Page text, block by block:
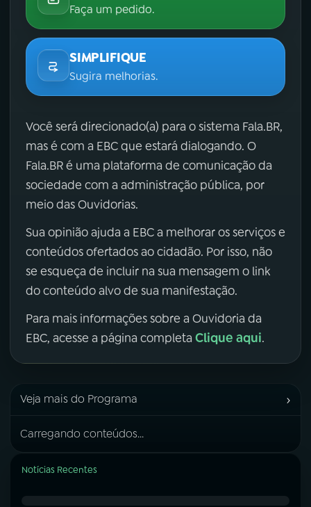
Faça um pedido.
SIMPLIFIQUE
Sugira melhorias.
Você será direcionado(a) para o sistema Fala.BR,
mas é com a EBC que estará dialogando. O
Fala.BR é uma plataforma de comunicação da
sociedade com a administração pública, por
meio das Ouvidorias.
Sua opinião ajuda a EBC a melhorar os serviços e
conteúdos ofertados ao cidadão. Por isso, não
se esqueça de incluir na sua mensagem o link
do conteúdo alvo de sua manifestação.
Para mais informações sobre a Ouvidoria da
EBC, acesse a página completa Clique aqui.
Veja mais do Programa ›
Carregando conteúdos...
Notícias Recentes